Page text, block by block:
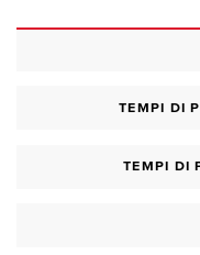
TEMPI DI
TEMPI DI